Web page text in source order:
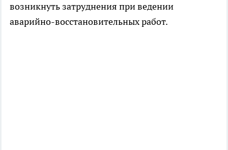
возникнуть затруднения при ведении
аварийно-восстановительных работ.